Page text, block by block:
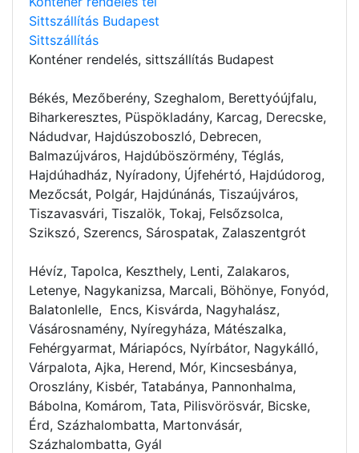
Sittszállítás Budapest
Sittszállítás
Konténer rendelés, sittszállítás Budapest
Békés, Mezőberény, Szeghalom, Berettyóújfalu,
Biharkeresztes, Püspökladány, Karcag, Derecske,
Nádudvar, Hajdúszoboszló, Debrecen,
Balmazújváros, Hajdúböszörmény, Téglás,
Hajdúhadház, Nyíradony, Újfehértó, Hajdúdorog,
Mezőcsát, Polgár, Hajdúnánás, Tiszaújváros,
Tiszavasvári, Tiszalök, Tokaj, Felsőzsolca,
Szikszó, Szerencs, Sárospatak, Zalaszentgrót
Hévíz, Tapolca, Keszthely, Lenti, Zalakaros,
Letenye, Nagykanizsa, Marcali, Böhönye, Fonyód,
Balatonlelle, Encs, Kisvárda, Nagyhalász,
Vásárosnamény, Nyíregyháza, Mátészalka,
Fehérgyarmat, Máriapócs, Nyírbátor, Nagykálló,
Várpalota, Ajka, Herend, Mór, Kincsesbánya,
Oroszlány, Kisbér, Tatabánya, Pannonhalma,
Bábolna, Komárom, Tata, Pilisvörösvár, Bicske,
Érd, Százhalombatta, Martonvásár,
Százhalombatta, Gyál